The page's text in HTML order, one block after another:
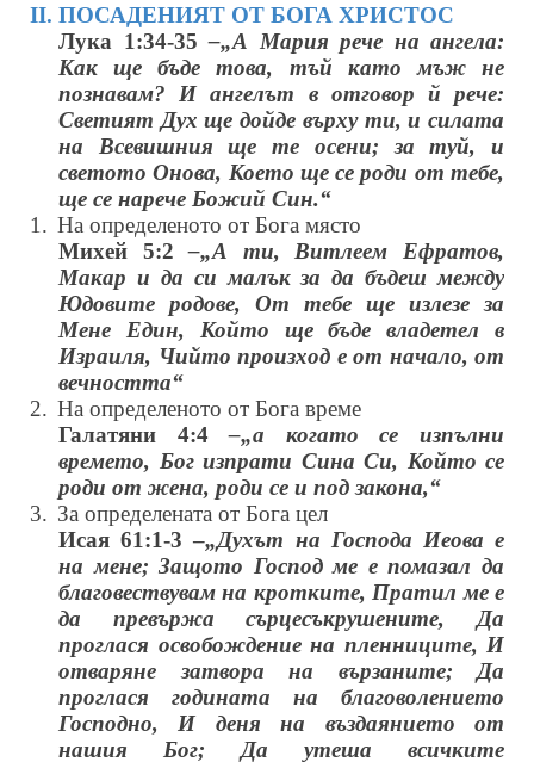
ІІ. ПОСАДЕНИЯТ ОТ БОГА ХРИСТОС
Лука 1:34-35–„А Мария рече на ангела:
Как ще бъде това, тъй като мъж не
познавам? И ангелът в отговор й рече:
Светият Дух ще дойде върху ти, и силата
на Всевишния ще те осени; за туй, и
светото Онова, Което ще се роди от тебе,
ще се нарече Божий Син.“
1. На определеното от Бога място
Михей 5:2–„А ти, Витлеем Ефратов,
Макар и да си малък за да бъдеш между
Юдовите родове, От тебе ще излезе за
Мене Един, Който ще бъде владетел в
Израиля, Чийто произход е от начало, от
вечността“
2. На определеното от Бога време
Галатяни 4:4–„а когато се изпълни
времето, Бог изпрати Сина Си, Който се
роди от жена, роди се и под закона,“
3. За определената от Бога цел
Исая 61:1-3 –„Духът на Господа Иеова е
на мене; Защото Господ ме е помазал да
благовествувам на кротките, Пратил ме е
да превържа сърцесъкрушените, Да
проглася освобождение на пленниците, И
отваряне затвора на вързаните; Да
проглася годината на благоволението
Господно, И деня на въздаянието от
нашия Бог; Да утеша всичките